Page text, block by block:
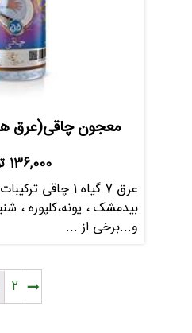
معجون چاقی(عرق هفت
136,000
عرق 7 گیاه 1 چاقی
بیدمشک ، پونه،کلپوره ،
و...برخی از ...
2